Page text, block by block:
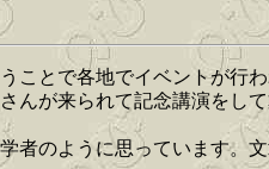
ことで各地でイベントが
んが来られて記念講演をし
のように思っています。